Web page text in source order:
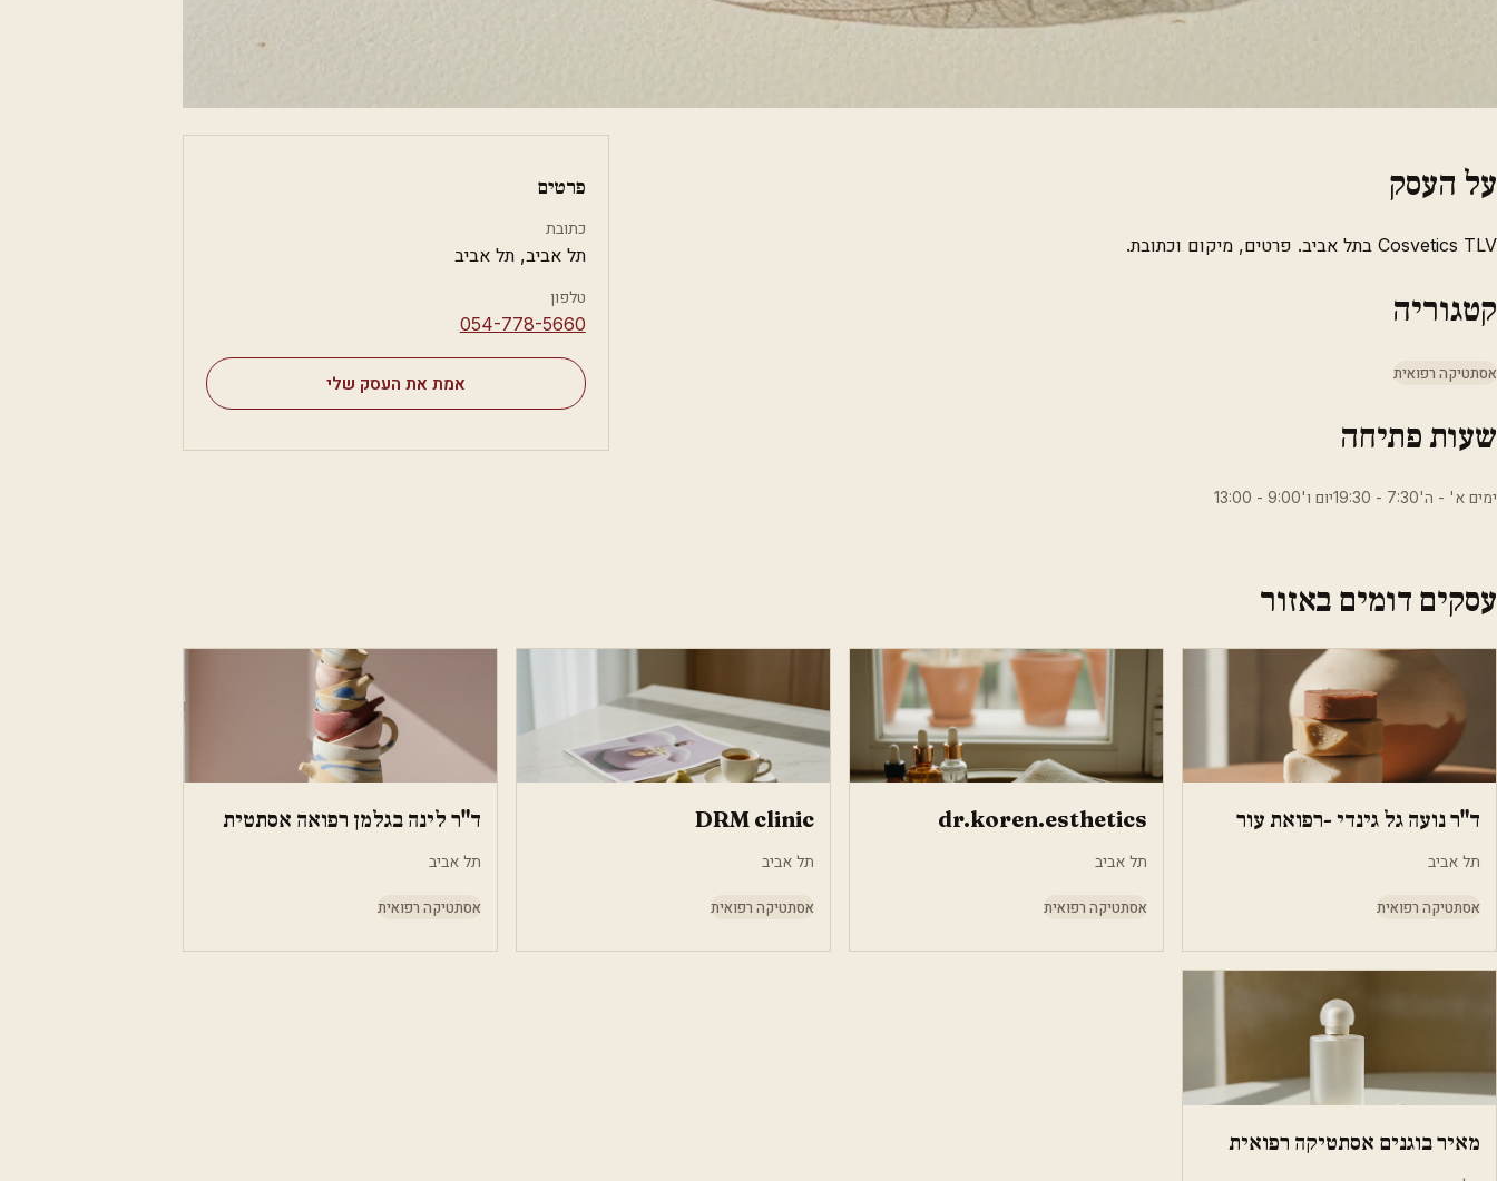
על העסק
Cosvetics TLV בתל אביב. פרטים, מיקום וכתובת.
קטגוריה
אסתטיקה רפואית
שעות פתיחה
ימים א' - ה'7:30 - 19:30יום ו'9:00 - 13:00
פרטים
כתובת
תל אביב, תל אביב
טלפון
⁦054-778-5660⁩
אמת את העסק שלי
עסקים דומים באזור
ד"ר נועה גל גינדי -רפואת עור
תל אביב
אסתטיקה רפואית
dr.koren.esthetics
תל אביב
אסתטיקה רפואית
DRM clinic
תל אביב
אסתטיקה רפואית
ד"ר לינה בגלמן רפואה אסתטית
תל אביב
אסתטיקה רפואית
מאיר בוגנים אסתטיקה רפואית